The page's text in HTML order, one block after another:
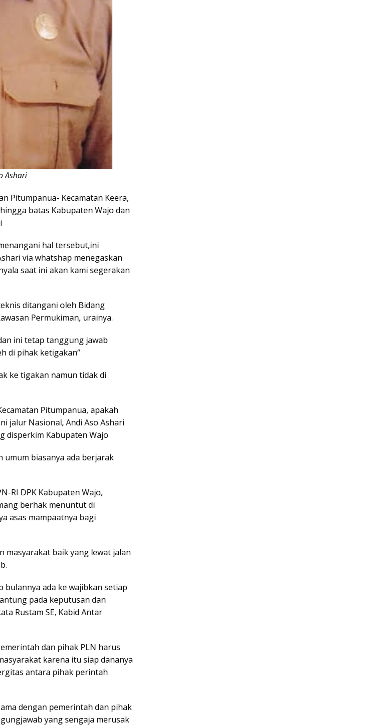
Ashari
Pitumpanua- Kecamatan Keera,
batas Kabupaten Wajo dan
hal tersebut,ini
via whatshap menegaskan
saat ini akan kami segerakan
ditangani oleh Bidang
Permukiman, urainya.
ini tetap tanggung jawab
di pihak ketigakan”
ke tigakan namun tidak di
Pitumpanua, apakah
jalur Nasional, Andi Aso Ashari
disperkim Kabupaten Wajo
biasanya ada berjarak
RI DPK Kabupaten Wajo,
berhak menuntut di
asas mampaatnya bagi
masyarakat baik yang lewat jalan
bulannya ada ke wajibkan setiap
pada keputusan dan
Rustam SE, Kabid Antar
dan pihak PLN harus
karena itu siap dananya
antara pihak perintah
dengan pemerintah dan pihak
yang sengaja merusak